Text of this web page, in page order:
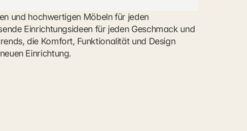
und hochwertigen Möbeln für jeden
Einrichtungsideen für jeden Geschmack und
die Komfort, Funktionalität und Design
Einrichtung.